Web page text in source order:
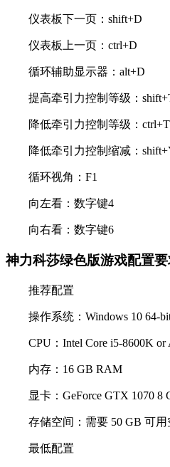
仪表板下一页：shift+D
仪表板上一页：ctrl+D
循环辅助显示器：alt+D
提高牵引力控制等级：
降低牵引力控制等级：ctrl+T
降低牵引力控制缩减：
循环视角：F1
向左看：数字键4
向右看：数字键6
神力科莎绿色版游戏配置
推荐配置
操作系统：Windows 10 64-
CPU：Intel Core i5-8600K or
内存：16 GB RAM
显卡：GeForce GTX 1070 8
存储空间：需要 50 GB 可用
最低配置